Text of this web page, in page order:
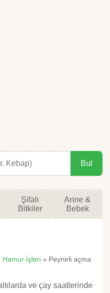
Bul
Şifalı
Bitkiler
Anne &
Bebek
Hamur İşleri » Peynirli açma
ve çay saatlerinde